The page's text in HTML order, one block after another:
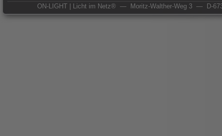
ON-LIGHT | Licht im Netz® — Moritz-Walther-Weg 3 — D-